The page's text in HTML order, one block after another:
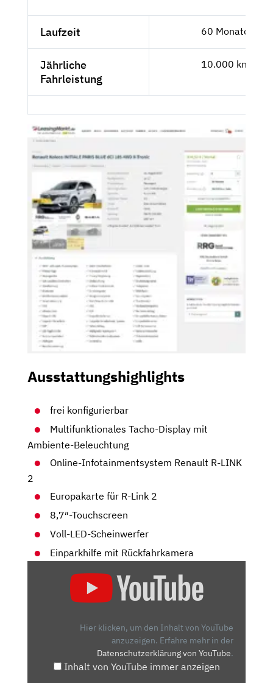
Laufzeit 60 Monate
Jährliche
Fahrleistung
10.000 km
Ausstattungshighlights
frei konfigurierbar
Multifunktionales Tacho-Display mit
Ambiente-Beleuchtung
Online-Infotainmentsystem Renault R-LINK
2
Europakarte für R-Link 2
8,7″-Touchscreen
Voll-LED-Scheinwerfer
Einparkhilfe mit Rückfahrkamera
INITIALE
Hier klicken, um den Inhalt von YouTube
anzuzeigen. Erfahre mehr in der
Datenschutzerklärung von YouTube.
Inhalt von YouTube immer anzeigen